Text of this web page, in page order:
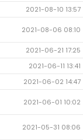
2021-08-10 13:57
2021-08-06 08:10
2021-06-21 17:25
2021-06-11 13:41
2021-06-02 14:47
2021-06-01 10:02
2021-05-31 08:06